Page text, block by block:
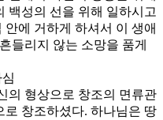
백성의 선을 위해 일하시고
에 거하게 하셔서 이 생애
들리지 않는 소망을 품게
의 형상으로 창조의 면류관
로 창조하셨다. 하나님은 땅